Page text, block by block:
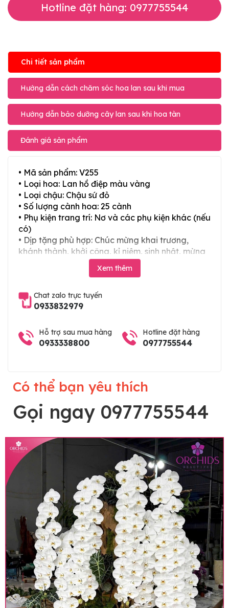
Hotline đặt hàng: 0977755544
Chi tiết sản phẩm
Hướng dẫn cách chăm sóc hoa lan sau khi mua
Hướng dẫn bảo dưỡng cây lan sau khi hoa tàn
Đánh giá sản phẩm
• Mã sản phẩm: V255
• Loại hoa: Lan hồ điệp màu vàng
• Loại chậu: Chậu sứ đỏ
• Số lượng cành hoa: 25 cành
• Phụ kiện trang trí: Nơ và các phụ kiện khác (nếu
có)
• Dịp tặng phù hợp: Chúc mừng khai trương,
khánh thành, khởi công, kỉ niệm, sinh nhật, mừng
thọ, mừng cưới, tân gia và các ngày lễ tết trong
Lưu ý trước khi đặt hàng
• Về cây hoa: Một chậu hoa lan hồ điệp đẹp và
hoàn chỉnh sẽ được phối ghép từ nhiều cây hoa
và tạo dáng hoàn toàn thủ công nên có thể sẽ
khác nhau đôi chút giữa sản phẩm thực tế và
Xem thêm
Chat zalo trực tuyến
0933832979
Hỗ trợ sau mua hàng
0933338800
Hotline đặt hàng
0977755544
Có thể bạn yêu thích
Gọi ngay 0977755544